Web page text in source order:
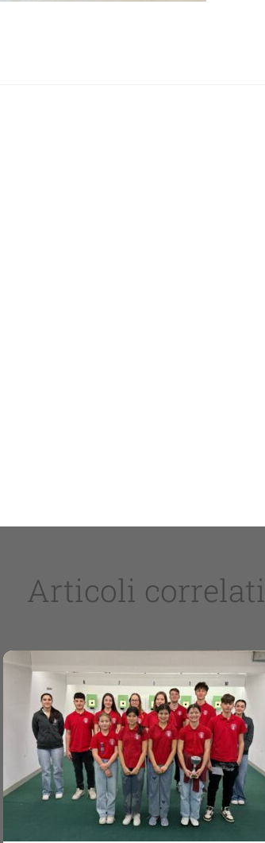
Articoli correlati